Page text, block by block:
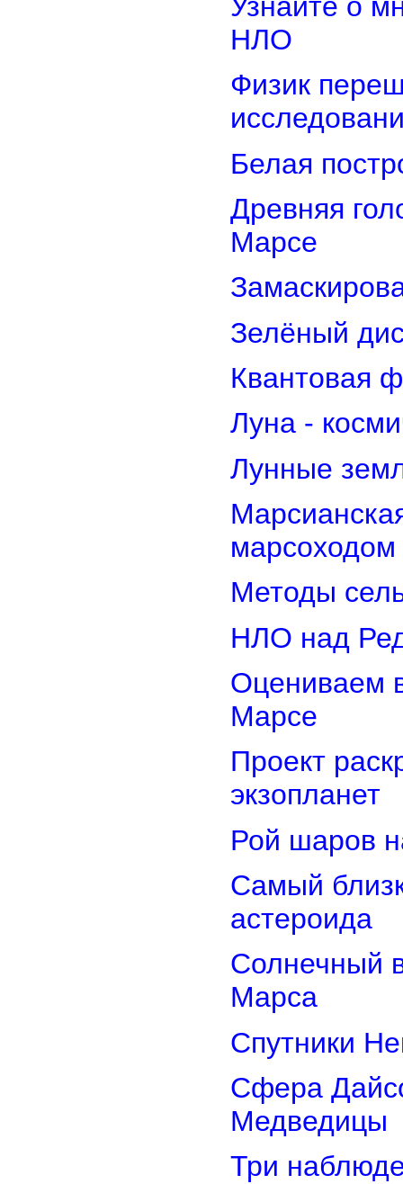
НЛО
Физик
Белая
Древняя
Марсе
Зелёный
Квантовая
Луна -
Лунные
марсоходом
Методы
НЛО над
Оцениваем
Марсе
Проект
экзопланет
Рой шаров
Самый
астероида
Солнечный
Марса
Спутники
Сфера
Медведицы
Три